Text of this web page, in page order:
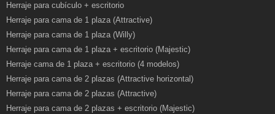
Herraje para cubículo + escritorio
Herraje para cama de 1 plaza (Attractive)
Herraje para cama de 1 plaza (Willy)
Herraje para cama de 1 plaza + escritorio (Majestic)
Herraje cama de 1 plaza + escritorio (4 modelos)
Herraje para cama de 2 plazas (Attractive horizontal)
Herraje para cama de 2 plazas (Attractive)
Herraje para cama de 2 plazas + escritorio (Majestic)